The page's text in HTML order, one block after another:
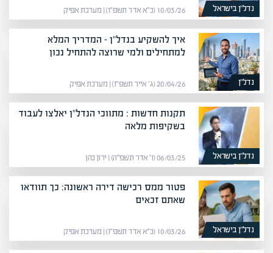
נדל”ן בישראל 10/03/26 (כ״א אדר תשפ״ו) | מערכת אפיק
נדל”ן
איך להשקיע בנדל"ן – המדריך המלא
למתחילים ולמי שרוצה להתחיל נכון
20/04/26 (ג׳ אייר תשפ״ו) | מערכת אפיק
נדל”ן בישראל
תקנות חדשות : מתווכי הנדל"ן יאלצו לעבוד
בשקיפות מלאה
06/03/25 (ו׳ אדר תשפ״ה) | ירון כהן
נדל”ן בישראל
פטור ממס רכישה דירה ראשונה: כך תוודאו
שאתם זכאים
10/03/26 (כ״א אדר תשפ״ו) | מערכת אפיק